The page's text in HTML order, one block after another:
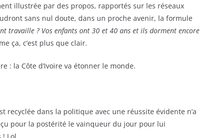
illustrée par des propos, rapportés sur les réseaux
sans nul doute, dans un proche avenir, la formule
travaille ? Vos enfants ont 30 et 40 ans et ils dorment encore
ça, c’est plus que clair.
: la Côte d’Ivoire va étonner le monde.
recyclée dans la politique avec une réussite évidente n’a
pour la postérité le vainqueur du jour pour lui